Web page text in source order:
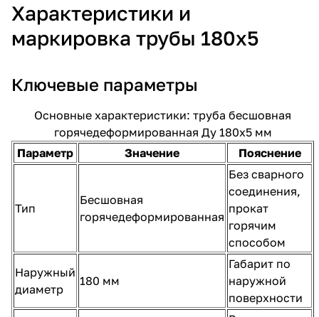
Характеристики и
маркировка трубы 180х5
Ключевые параметры
Основные характеристики: труба бесшовная
горячедеформированная Ду 180х5 мм
Параметр
Значение Пояснение
Тип
Бесшовная
горячедеформированная
Без сварного
соединения,
прокат
горячим
способом
Наружный
диаметр
180 мм
Габарит по
наружной
поверхности